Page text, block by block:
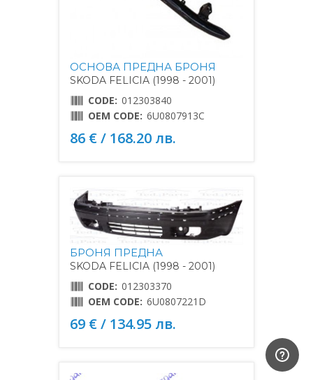
ОСНОВА ПРЕДНА БРОНЯ
SKODA FELICIA (1998 - 2001)
CODE: 012303840
OEM CODE: 6U0807913C
86 € / 168.20 лв.
БРОНЯ ПРЕДНА
SKODA FELICIA (1998 - 2001)
CODE: 012303370
OEM CODE: 6U0807221D
69 € / 134.95 лв.